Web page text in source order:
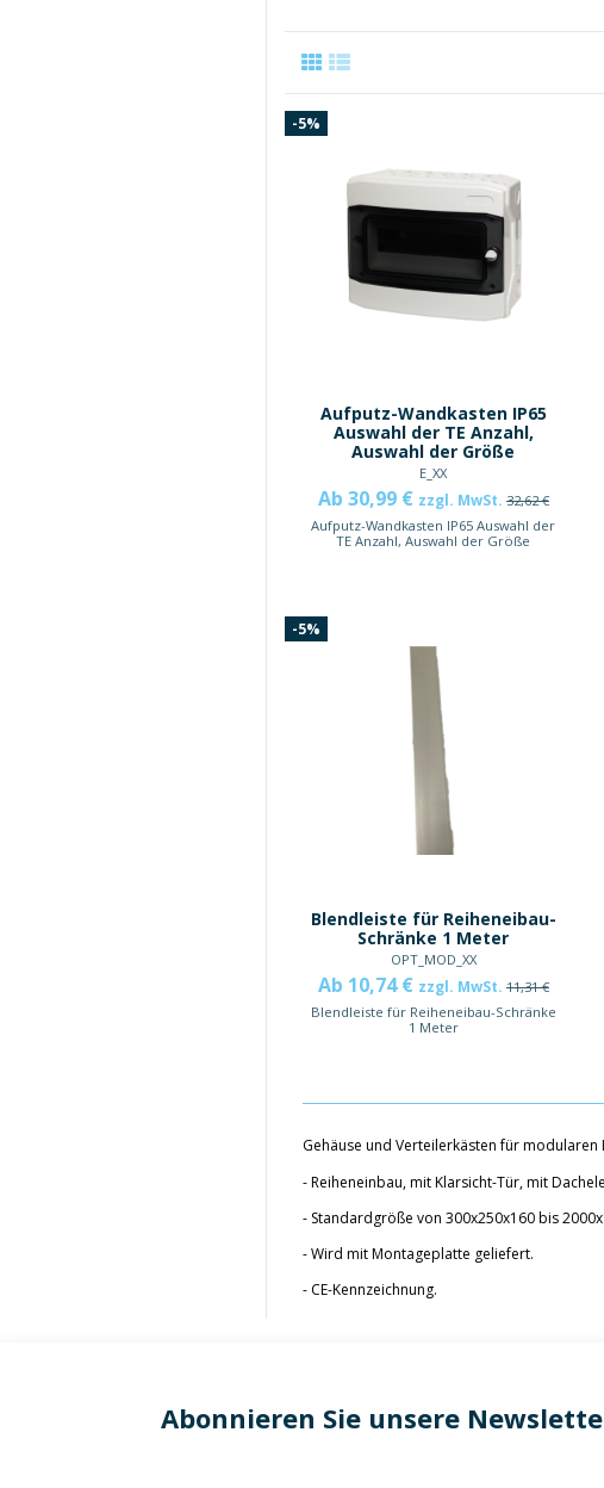
-5%
Aufputz-Wandkasten IP65
Auswahl der TE Anzahl,
Auswahl der Größe
E_XX
Ab 30,99 € zzgl. MwSt. 32,62 €
Aufputz-Wandkasten IP65 Auswahl der
TE Anzahl, Auswahl der Größe
-5%
Blendleiste für Reiheneibau-
Schränke 1 Meter
OPT_MOD_XX
Ab 10,74 € zzgl. MwSt. 11,31 €
Blendleiste für Reiheneibau-Schränke
1 Meter
Gehäuse und Verteilerkästen für modularen
- Reiheneinbau, mit Klarsicht-Tür, mit
- Standardgröße von 300x250x160 bis
- Wird mit Montageplatte geliefert.
- CE-Kennzeichnung.
Abonnieren Sie unsere